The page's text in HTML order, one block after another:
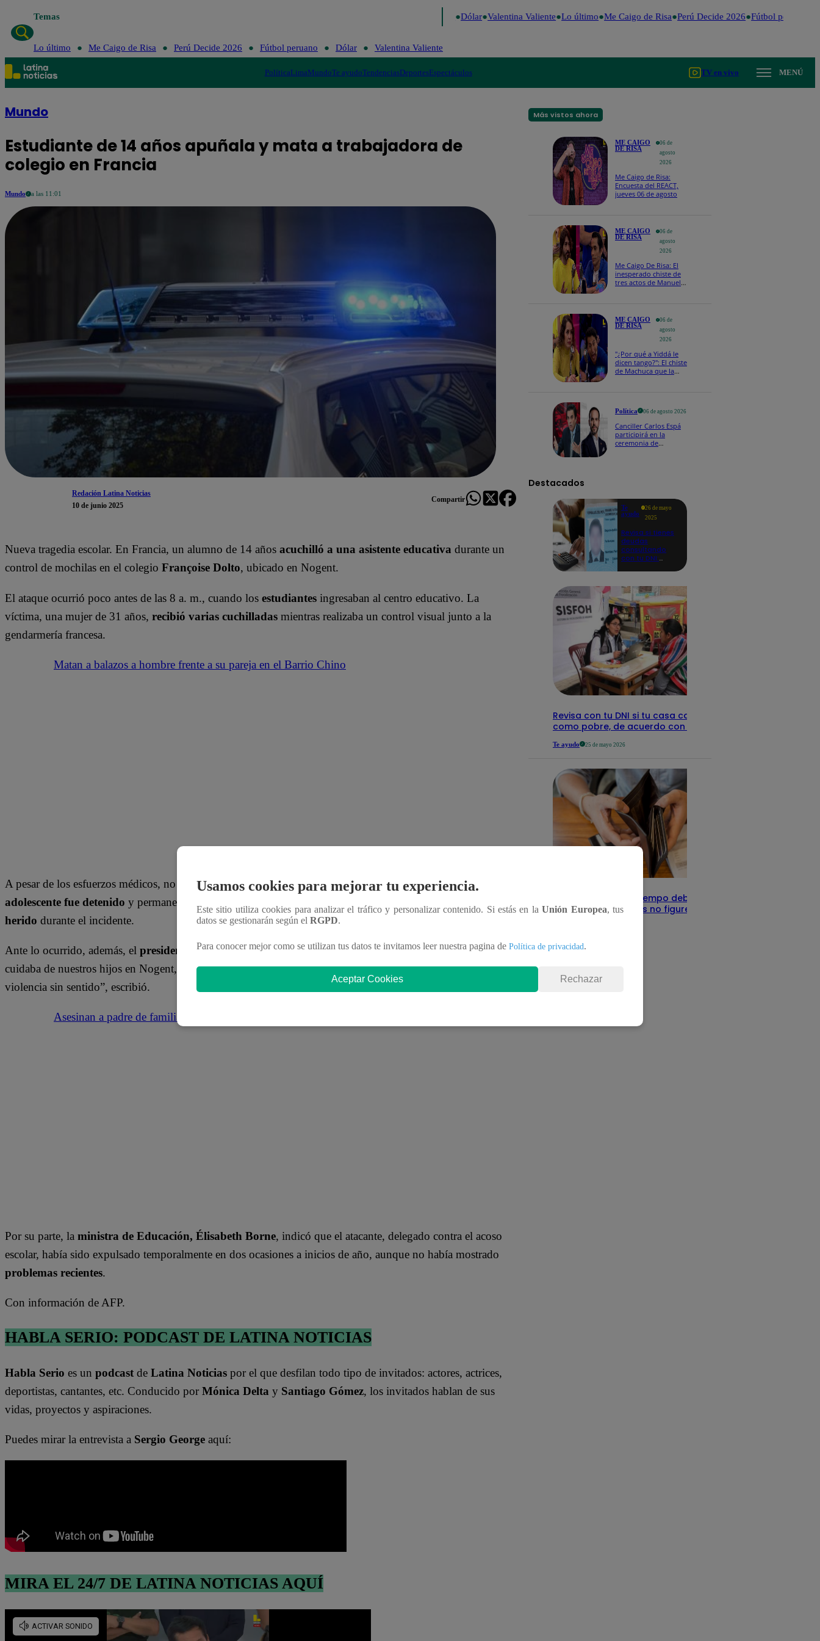
Temas Dólar Valentina Valiente Lo último Me Caigo de Risa Perú Decide 2026 Fútbol peruano
Lo último Me Caigo de Risa Perú Decide 2026 Fútbol peruano Dólar Valentina Valiente
PolíticaLimaMundoTe ayudoTendenciasDeportesEspectáculos TV en vivo MENÚ
Mundo
Estudiante de 14 años apuñala y mata a trabajadora de
colegio en Francia
Mundo a las 11:01
Redación Latina Noticias
10 de junio 2025
Compartir
Nueva tragedia escolar. En Francia, un alumno de 14 años acuchilló a una asistente educativa durante un
control de mochilas en el colegio Françoise Dolto, ubicado en Nogent.
El ataque ocurrió poco antes de las 8 a. m., cuando los estudiantes ingresaban al centro educativo. La
víctima, una mujer de 31 años, recibió varias cuchilladas mientras realizaba un control visual junto a la
gendarmería francesa.
Matan a balazos a hombre frente a su pareja en el Barrio Chino
A pesar de los esfuerzos médicos, no logró sobrevivir a sus heridas. Como consecuencia de ello,el
adolescente fue detenido y permanece bajo custodia policial, mientras que un agente
herido durante el incidente.
Ante lo ocurrido, además, el presidente Emmanuel Macronlamentó el crimen en la red social X. “Mientras
cuidaba de nuestros hijos en Nogent, una asistente de educaciónperdió la vida, víctima de un estallido de
violencia sin sentido”, escribió.
Asesinan a padre de familia frente al colegio de su hijo en Los Olivos | VIDEO
Por su parte, la ministra de Educación, Élisabeth Borne, indicó que el atacante, delegado contra el acoso
escolar, había sido expulsado temporalmente en dos ocasiones a inicios de año, aunque no había mostrado
problemas recientes.
Con información de AFP.
HABLA SERIO: PODCAST DE LATINA NOTICIAS
Habla Serio es un podcast de Latina Noticias por el que desfilan todo tipo de invitados: actores, actrices,
deportistas, cantantes, etc. Conducido por Mónica Delta y Santiago Gómez, los invitados hablan de sus
vidas, proyectos y aspiraciones.
Puedes mirar la entrevista a Sergio George aquí:
MIRA EL 24/7 DE LATINA NOTICIAS AQUÍ
Más vistos ahora
ME CAIGO
DE RISA
06 de
agosto
2026
Me Caigo de Risa:
Encuesta del REACT,
jueves 06 de agosto
ME CAIGO
DE RISA
06 de
agosto
2026
Me Caigo De Risa: El
inesperado chiste de
tres actos de Manuel
ME CAIGO
DE RISA
06 de
agosto
2026
"¿Por qué a Yiddá le
dicen tango?": El chiste
de Machuca que la
Política 06 de agosto 2026
Canciller Carlos Espá
participirá en la
ceremonia de
Destacados
Te
ayudo
26 de mayo
2025
Revisa si tienes
deudas
consultando
con tu DNI:
detalles
Revisa con tu DNI si tu casa califica
como pobre, de acuerdo con el Sisfoh
Te ayudo 25 de mayo 2026
Infocorp: ¿Cuánto tiempo debe pasar
para que tus deudas no figuren en su
Usamos cookies para mejorar tu experiencia.
Este sitio utiliza cookies para analizar el tráfico y personalizar contenido. Si estás en laUnión Europea, tus
datos se gestionarán según el RGPD.
Para conocer mejor como se utilizan tus datos te invitamos leer nuestra pagina de Política de privacidad.
Aceptar Cookies Rechazar